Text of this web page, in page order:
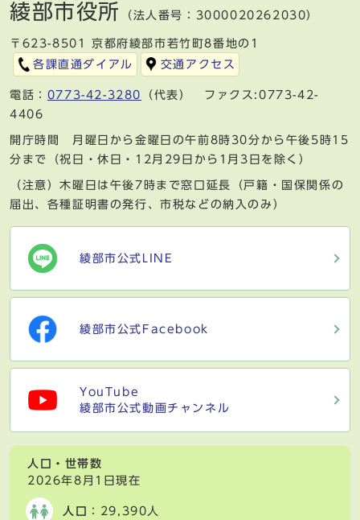
綾部市役所 （法人番号：3000020262030）
〒623-8501 京都府綾部市若竹町8番地の1
各課直通ダイアル
交通アクセス
電話： 0773-42-3280
（代表） ファクス:0773-42-
4406
開庁時間 月曜日から金曜日の午前8時30分から午後5時15
分まで（祝日・休日・12月29日から1月3日を除く）
（注意）木曜日は午後7時まで窓口延長（戸籍・国保関係の
届出、各種証明書の発行、市税などの納入のみ）
綾部市公式LINE
綾部市公式Facebook
YouTube
綾部市公式動画チャンネル
人口・世帯数
2026年8月1日現在
人口 ：29,390人